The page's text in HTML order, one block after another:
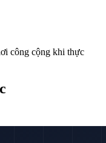
công cộng khi thực